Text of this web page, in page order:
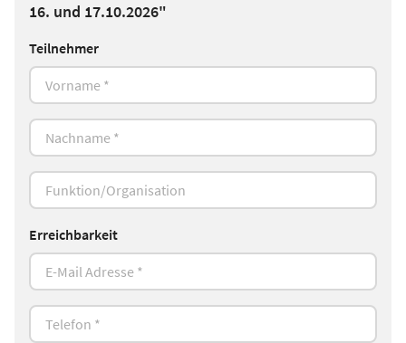
16. und 17.10.2026"
Teilnehmer
Erreichbarkeit